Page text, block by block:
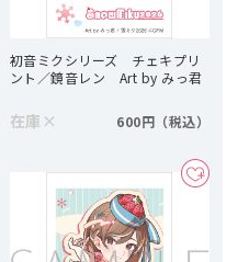
初音ミクシリーズ チェキプリ
ント／鏡音レン Art by みっ君
在庫 × 600円